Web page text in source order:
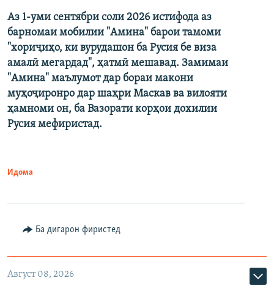
Аз 1-уми сентябри соли 2026 истифода аз
барномаи мобилии "Амина" барои тамоми
"хориҷиҳо, ки вурудашон ба Русия бе виза
амалӣ мегардад", ҳатмӣ мешавад. Замимаи
"Амина" маълумот дар бораи макони
муҳоҷиронро дар шаҳри Маскав ва вилояти
ҳамноми он, ба Вазорати корҳои дохилии
Русия мефиристад.
Идома
Ба дигарон фиристед
Август 08, 2026